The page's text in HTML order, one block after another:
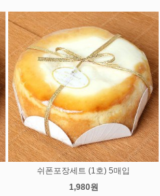
쉬폰포장세트 (1호) 5매입
1,980원